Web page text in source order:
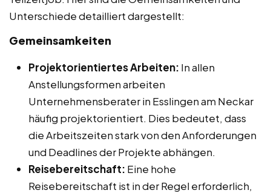
Unterschiede detailliert dargestellt:
Gemeinsamkeiten
Projektorientiertes Arbeiten: In allen
Anstellungsformen arbeiten
Unternehmensberater in Esslingen am Neckar
häufig projektorientiert. Dies bedeutet, dass
die Arbeitszeiten stark von den Anforderungen
und Deadlines der Projekte abhängen.
Reisebereitschaft: Eine hohe
Reisebereitschaft ist in der Regel erforderlich,